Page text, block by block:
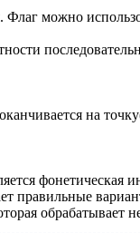
можно
на
фонетическая
обрабатывает